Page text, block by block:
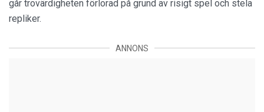
går trovärdigheten förlorad på grund av risigt spel och stela
repliker.
ANNONS